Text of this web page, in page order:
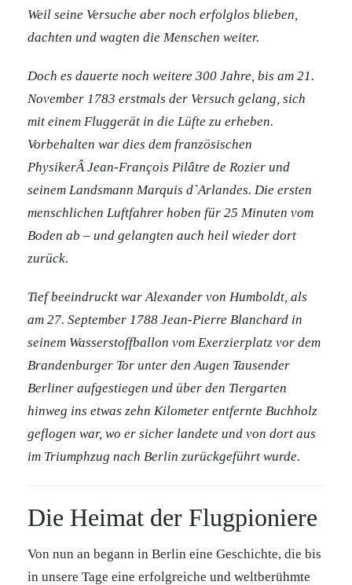
Weil seine Versuche aber noch erfolglos blieben,
dachten und wagten die Menschen weiter.
Doch es dauerte noch weitere 300 Jahre, bis am 21.
November 1783 erstmals der Versuch gelang, sich
mit einem Fluggerät in die Lüfte zu erheben.
Vorbehalten war dies dem französischen
PhysikerÂ Jean-François Pilâtre de Rozier und
seinem Landsmann Marquis d`Arlandes. Die ersten
menschlichen Luftfahrer hoben für 25 Minuten vom
Boden ab – und gelangten auch heil wieder dort
zurück.
Tief beeindruckt war Alexander von Humboldt, als
am 27. September 1788 Jean-Pierre Blanchard in
seinem Wasserstoffballon vom Exerzierplatz vor dem
Brandenburger Tor unter den Augen Tausender
Berliner aufgestiegen und über den Tiergarten
hinweg ins etwas zehn Kilometer entfernte Buchholz
geflogen war, wo er sicher landete und von dort aus
im Triumphzug nach Berlin zurückgeführt wurde.
Die Heimat der Flugpioniere
Von nun an begann in Berlin eine Geschichte, die bis
in unsere Tage eine erfolgreiche und weltberühmte